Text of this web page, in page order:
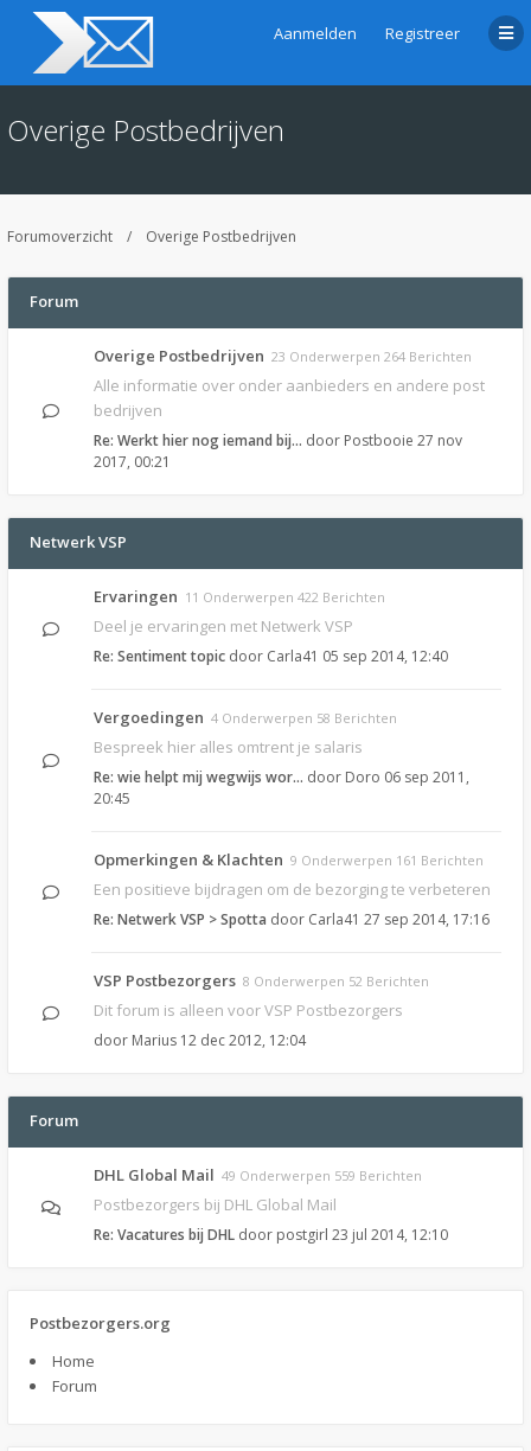
Aanmelden Registreer
Overige Postbedrijven
Forumoverzicht Overige Postbedrijven
Forum
Overige Postbedrijven 23 Onderwerpen 264 Berichten
Alle informatie over onder aanbieders en andere post
bedrijven
Re: Werkt hier nog iemand bij… door Postbooie 27 nov
2017, 00:21
Netwerk VSP
Ervaringen 11 Onderwerpen 422 Berichten
Deel je ervaringen met Netwerk VSP
Re: Sentiment topic door Carla41 05 sep 2014, 12:40
Vergoedingen 4 Onderwerpen 58 Berichten
Bespreek hier alles omtrent je salaris
Re: wie helpt mij wegwijs wor… door Doro 06 sep 2011,
20:45
Opmerkingen & Klachten 9 Onderwerpen 161 Berichten
Een positieve bijdragen om de bezorging te verbeteren
Re: Netwerk VSP > Spotta door Carla41 27 sep 2014, 17:16
VSP Postbezorgers 8 Onderwerpen 52 Berichten
Dit forum is alleen voor VSP Postbezorgers
door Marius 12 dec 2012, 12:04
Forum
DHL Global Mail 49 Onderwerpen 559 Berichten
Postbezorgers bij DHL Global Mail
Re: Vacatures bij DHL door postgirl 23 jul 2014, 12:10
Postbezorgers.org
Home
Forum